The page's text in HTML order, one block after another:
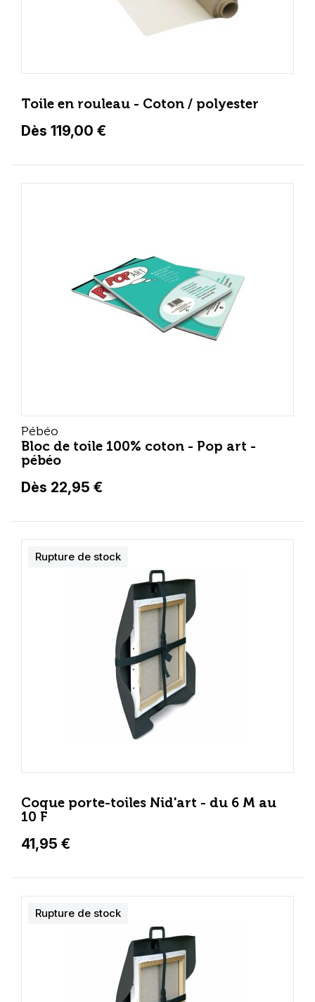
Toile en rouleau - Coton / polyester
Dès 119,00 €
Pébéo
Bloc de toile 100% coton - Pop art -
pébéo
Dès 22,95 €
Coque porte-toiles Nid'art - du 6 M au
10 F
41,95 €
Rupture de stock
Rupture de stock